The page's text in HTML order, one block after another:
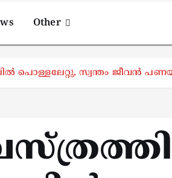
Other
പൊള്ളലേറ്റു, സ്വന്തം ജീവന്‍